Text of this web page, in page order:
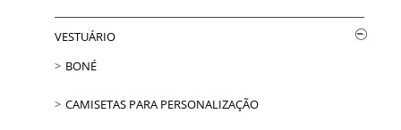
VESTUÁRIO
BONÉ
CAMISETAS PARA PERSONALIZAÇÃO